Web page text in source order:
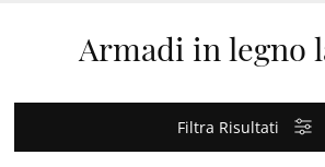
Armadi in legno
Filtra Risultati